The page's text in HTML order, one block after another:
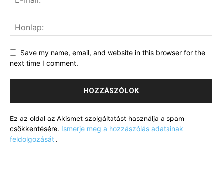
Save my name, email, and website in this browser for the
next time I comment.
Ez az oldal az Akismet szolgáltatást használja a spam
csökkentésére. Ismerje meg a hozzászólás adatainak
feldolgozását .